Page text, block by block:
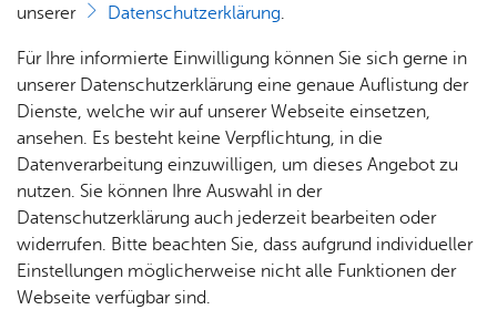
Rat­
haus &
Bür­
ger­
ser­vice
Rat­
häu­ser
& Orts­
ver­
wal­
Nach­
rich­
ten,
Vi­de­os
& Bil­
der
Me­di­
en­in­
for­ma­
tio­nen
Jobs
Stel­
len­an­
ge­bo­te
Aus­bil­
dung &
Stu­di­
um
Bauen
& Um­
welt
Geo­
da­ten
& 3D-
Stadt­
Ge­
sund­
heit &
kum
Ärzte &
Apo­
Ki­lo­watt - Zu­las­sung für Bau
und Er­wei­te­rung be­an­tra­gen
Für Wasserkraftanlagen brauchen Sie eine
wasserrechtliche Zulassung.
Zu­stän­dig­keit
unserer
Datenschutzerklärung.
Für Ihre informierte Einwilligung können Sie sich gerne in
unserer Datenschutzerklärung eine genaue Auflistung der
Dienste, welche wir auf unserer Webseite einsetzen,
ansehen. Es besteht keine Verpflichtung, in die
Datenverarbeitung einzuwilligen, um dieses Angebot zu
nutzen. Sie können Ihre Auswahl in der
Datenschutzerklärung auch jederzeit bearbeiten oder
widerrufen. Bitte beachten Sie, dass aufgrund individueller
Einstellungen möglicherweise nicht alle Funktionen der
Webseite verfügbar sind.